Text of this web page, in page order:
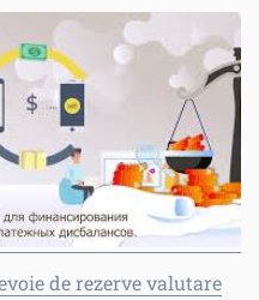
de rezerve valutare